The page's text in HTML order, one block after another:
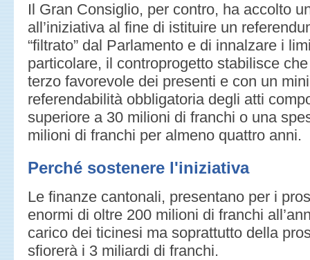
Il Gran Consiglio, per contro, ha accolto
all’iniziativa al fine di istituire un
“filtrato” dal Parlamento e di innalzare i
particolare, il controprogetto stabilisce
terzo favorevole dei presenti e con un
referendabilità obbligatoria degli atti
superiore a 30 milioni di franchi o una
milioni di franchi per almeno quattro anni.
Perché sostenere l'iniziativa
Le finanze cantonali, presentano per i
enormi di oltre 200 milioni di franchi
carico dei ticinesi ma soprattutto della
sfiorerà i 3 miliardi di franchi.